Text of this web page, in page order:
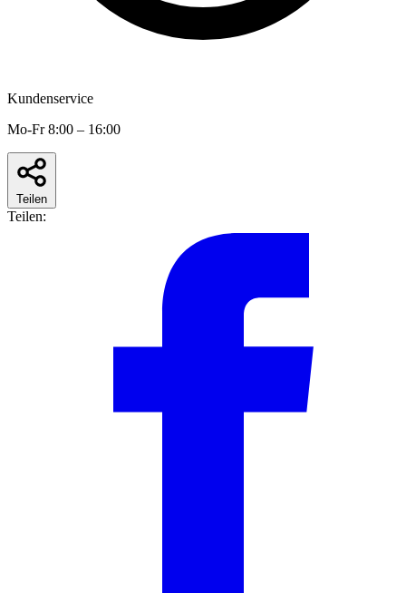
Kundenservice
Mo-Fr 8:00 – 16:00
Teilen
Teilen: